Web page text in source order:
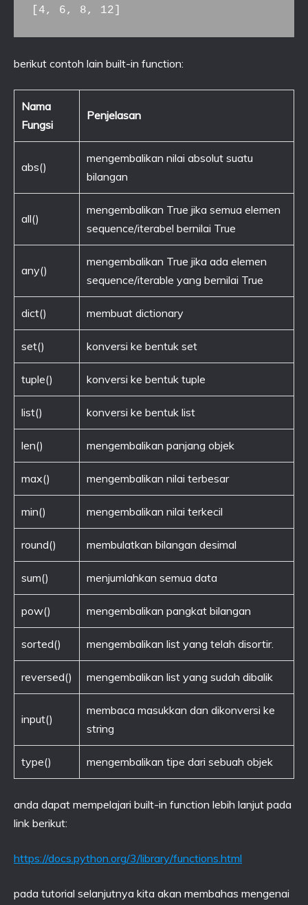
[4, 6, 8, 12]
berikut contoh lain built-in function:
Nama
Fungsi
Penjelasan
abs()
mengembalikan nilai absolut suatu
bilangan
all()
mengembalikan True jika semua elemen
sequence/iterabel bernilai True
any()
mengembalikan True jika ada elemen
sequence/iterable yang bernilai True
dict() membuat dictionary
set() konversi ke bentuk set
tuple() konversi ke bentuk tuple
list() konversi ke bentuk list
len() mengembalikan panjang objek
max() mengembalikan nilai terbesar
min() mengembalikan nilai terkecil
round() membulatkan bilangan desimal
sum() menjumlahkan semua data
pow() mengembalikan pangkat bilangan
sorted() mengembalikan list yang telah disortir.
reversed() mengembalikan list yang sudah dibalik
input()
membaca masukkan dan dikonversi ke
string
type() mengembalikan tipe dari sebuah objek
anda dapat mempelajari built-in function lebih lanjut pada
link berikut:
https://docs.python.org/3/library/functions.html
pada tutorial selanjutnya kita akan membahas mengenai